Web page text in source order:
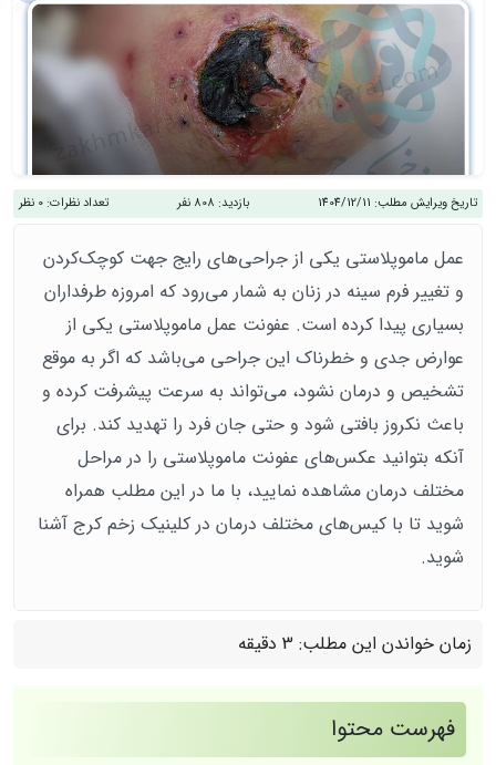
تاریخ ویرایش مطلب: 1404/12/11 بازدید: 808 نفر تعداد نظرات: 0 نظر
عمل ماموپلاستی یکی از جراحی‌های رایج جهت کوچک‌کردن
و تغییر فرم سینه در زنان به شمار می‌رود که امروزه طرفداران
بسیاری پیدا کرده است. عفونت عمل ماموپلاستی یکی از
عوارض جدی و خطرناک این جراحی می‌باشد که اگر به موقع
تشخیص و درمان نشود، می‌تواند به سرعت پیشرفت کرده و
باعث نکروز بافتی شود و حتی جان فرد را تهدید کند. برای
آنکه بتوانید عکس‌های عفونت ماموپلاستی را در مراحل
مختلف درمان مشاهده نمایید، با ما در این مطلب همراه
شوید تا با کیس‌های مختلف درمان در کلینیک زخم کرج آشنا
شوید.
زمان خواندن این مطلب: 3 دقیقه
فهرست محتوا